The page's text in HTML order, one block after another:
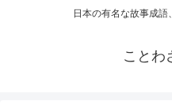
日本の有名な故事成語
ことわ